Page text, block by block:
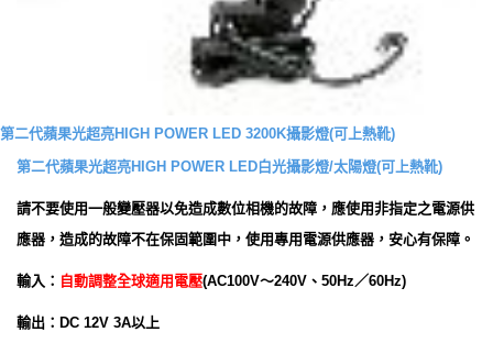
第二代蘋果光超亮HIGH POWER LED 3200K攝影燈(可上熱靴)
第二代蘋果光超亮HIGH POWER LED白光攝影燈/太陽燈(可上熱靴)
請不要使用一般變壓器以免造成數位相機的故障，應使用非指定之電源供
應器，造成的故障不在保固範圍中，使用專用電源供應器，安心有保障。
輸入 ： 自動調整全球適用電壓(AC100V～240V、50Hz／60Hz)
輸出 ： DC 12V 3A以上